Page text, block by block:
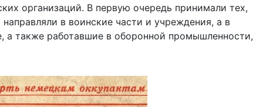
организаций. В первую очередь принимали тех,
в воинские части и учреждения, а в
также работавшие в оборонной промышленности,